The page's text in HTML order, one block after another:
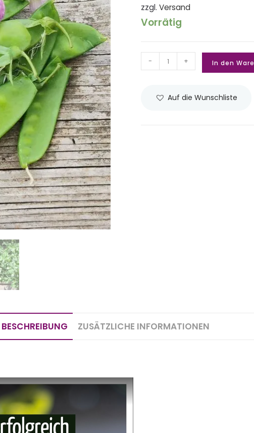
zzgl.Versand
Vorrätig
- + In den
Auf die Wunschliste
BESCHREIBUNG ZUSÄTZLICHE INFORMATIONEN